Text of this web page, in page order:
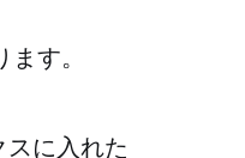
す。
に入れた